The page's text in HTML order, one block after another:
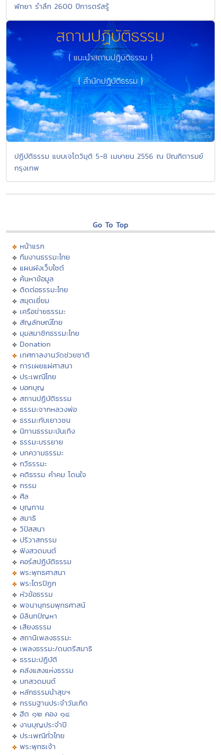
พัทยา รำลึก 2600 ปีการตรัสรู้
ปฏิบัติธรรม แบบเจโตวิมุติ 5-8 เมษายน 2556 ณ ปัณฑิตารมย์
กรุงเทพ
Go To Top
หน้าแรก
ทีมงานธรรมะไทย
แผนผังเว็บไซต์
ค้นหาข้อมูล
ติดต่อธรรมะไทย
สมุดเยี่ยม
เครือข่ายธรรมะ
สัญลักษณ์ไทย
มุมสมาชิกธรรมะไทย
Donation
เทศกาลงานวัดช่วยชาติ
การเผยแผ่ศาสนา
ประเพณีไทย
บอกบุญ
สถานปฏิบัติธรรม
ธรรมะจากหลวงพ่อ
ธรรมะกับเยาวชน
นิทานธรรมะบันเทิง
ธรรมะบรรยาย
บทความธรรมะ
กวีธรรมะ
คติธรรม คำคม โดนใจ
กรรม
ศีล
บุญทาน
สมาธิ
วิปัสสนา
ปริวาสกรรม
ฟังสวดมนต์
คอร์สปฏิบัติธรรม
พระพุทธศาสนา
พระไตรปิฏก
หัวข้อธรรม
พจนานุกรมพุทธศาสน์
มิลินทปัญหา
เสียงธรรม
สถานีเพลงธรรมะ
เพลงธรรมะ/ดนตรีสมาธิ
ธรรมะปฏิบัติ
คลังแสงแห่งธรรม
บทสวดมนต์
หลักธรรมนำสุขฯ
กรรมฐานประจำวันเกิด
ฮีต ๑๒ คอง ๑๔
งานบุญประจำปี
ประเพณีทั่วไทย
พระพุทธเจ้า